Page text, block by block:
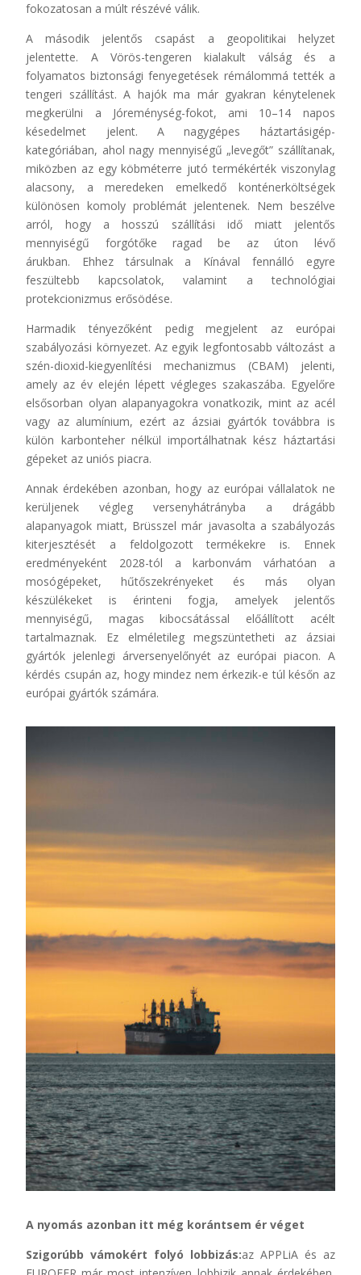
fokozatosan a múlt részévé válik.
A második jelentős csapást a geopolitikai helyzet
jelentette. A Vörös-tengeren kialakult válság és a
folyamatos biztonsági fenyegetések rémálommá tették a
tengeri szállítást. A hajók ma már gyakran kénytelenek
megkerülni a Jóreménység-fokot, ami 10–14 napos
késedelmet jelent. A nagygépes háztartásigép-
kategóriában, ahol nagy mennyiségű „levegőt” szállítanak,
miközben az egy köbméterre jutó termékérték viszonylag
alacsony, a meredeken emelkedő konténerköltségek
különösen komoly problémát jelentenek. Nem beszélve
arról, hogy a hosszú szállítási idő miatt jelentős
mennyiségű forgótőke ragad be az úton lévő
árukban. Ehhez társulnak a Kínával fennálló egyre
feszültebb kapcsolatok, valamint a technológiai
protekcionizmus erősödése.
Harmadik tényezőként pedig megjelent az európai
szabályozási környezet. Az egyik legfontosabb változást a
szén-dioxid-kiegyenlítési mechanizmus (CBAM) jelenti,
amely az év elején lépett végleges szakaszába. Egyelőre
elsősorban olyan alapanyagokra vonatkozik, mint az acél
vagy az alumínium, ezért az ázsiai gyártók továbbra is
külön karbonteher nélkül importálhatnak kész háztartási
gépeket az uniós piacra.
Annak érdekében azonban, hogy az európai vállalatok ne
kerüljenek végleg versenyhátrányba a drágább
alapanyagok miatt, Brüsszel már javasolta a szabályozás
kiterjesztését a feldolgozott termékekre is. Ennek
eredményeként 2028-tól a karbonvám várhatóan a
mosógépeket, hűtőszekrényeket és más olyan
készülékeket is érinteni fogja, amelyek jelentős
mennyiségű, magas kibocsátással előállított acélt
tartalmaznak. Ez elméletileg megszüntetheti az ázsiai
gyártók jelenlegi árversenyelőnyét az európai piacon. A
kérdés csupán az, hogy mindez nem érkezik-e túl későn az
európai gyártók számára.
A nyomás azonban itt még korántsem ér véget
Szigorúbb vámokért folyó lobbizás:az APPLiA és az